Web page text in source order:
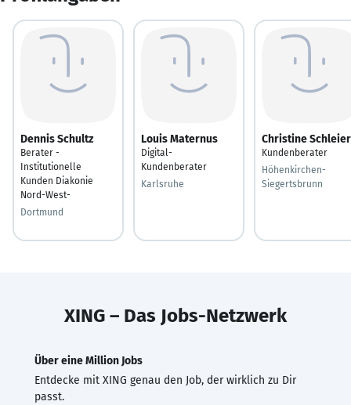
Dennis Schultz
Berater -
Institutionelle
Kunden Diakonie
Nord-West-
Dortmund
Louis Maternus
Digital-
Kundenberater
Karlsruhe
Christine Schleier
Kundenberater
Höhenkirchen-
Siegertsbrunn
XING – Das Jobs-Netzwerk
Über eine Million Jobs
Entdecke mit XING genau den Job, der wirklich zu Dir
passt.